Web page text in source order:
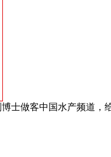
士做客中国水产频道，